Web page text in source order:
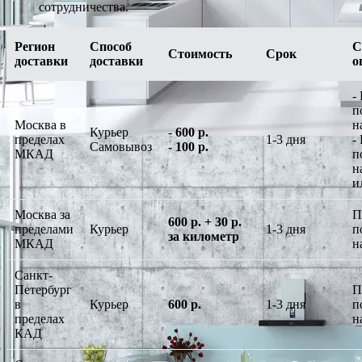
сотрудничества.
Регион
доставки
Способ
доставки
Стоимость Срок
Москва в
пределах
МКАД
Курьер
Самовывоз
-600 р.
-100 р.
1-3 дня
-
-
Москва за
пределами
МКАД
Курьер
600 р. + 30 р.
за километр
1-3 дня
Санкт-
Петербург
в
пределах
КАД
Курьер 600 р. 1-3 дня